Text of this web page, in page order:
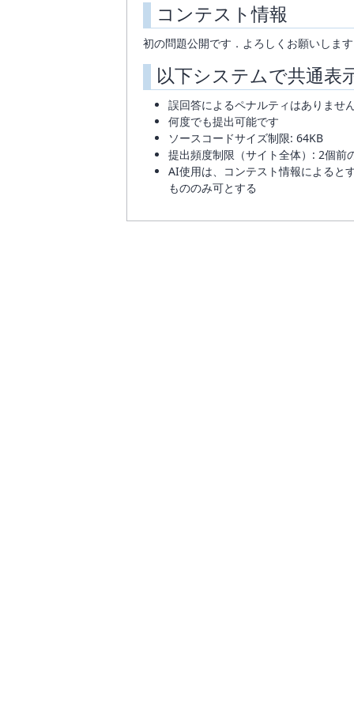
コンテスト情報
初の問題公開です．よろしくお願いしま
以下システムで共通表
誤回答によるペナルティはありませ
何度でも提出可能です
ソースコードサイズ制限: 64KB
提出頻度制限（サイト全体）: 2個前
AI使用は、コンテスト情報による
もののみ可とする